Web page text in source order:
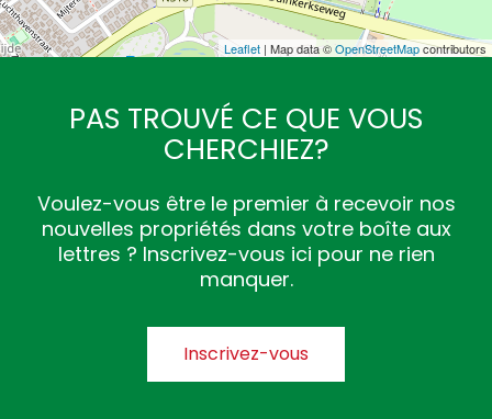
Leaflet | Map data ©OpenStreetMapcontributors
PAS TROUVÉ CE QUE VOUS
CHERCHIEZ?
Voulez-vous être le premier à recevoir nos
nouvelles propriétés dans votre boîte aux
lettres ? Inscrivez-vous ici pour ne rien
manquer.
Inscrivez-vous